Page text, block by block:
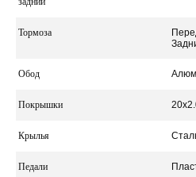
Тормоза
Обод
Покрышки
Крылья
Педали